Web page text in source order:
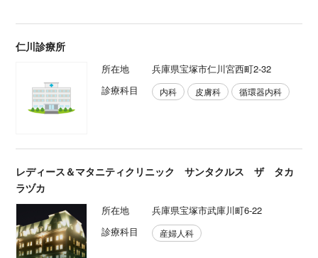
仁川診療所
所在地
兵庫県宝塚市仁川宮西町2-32
診療科目
内科 皮膚科 循環器内科
レディース＆マタニティクリニック サンタクルス ザ タカ
ラヅカ
所在地
兵庫県宝塚市武庫川町6-22
診療科目
産婦人科